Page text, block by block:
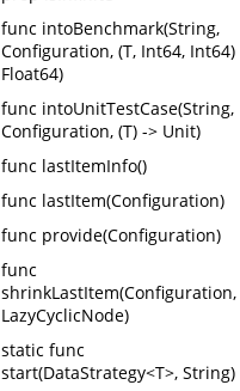
func intoBenchmark(String,
Configuration, (T, Int64, Int64)
Float64)
func intoUnitTestCase(String,
Configuration, (T) -> Unit)
func lastItemInfo()
func lastItem(Configuration)
func provide(Configuration)
func
shrinkLastItem(Configuration,
LazyCyclicNode)
static func
start(DataStrategy<T>, String)